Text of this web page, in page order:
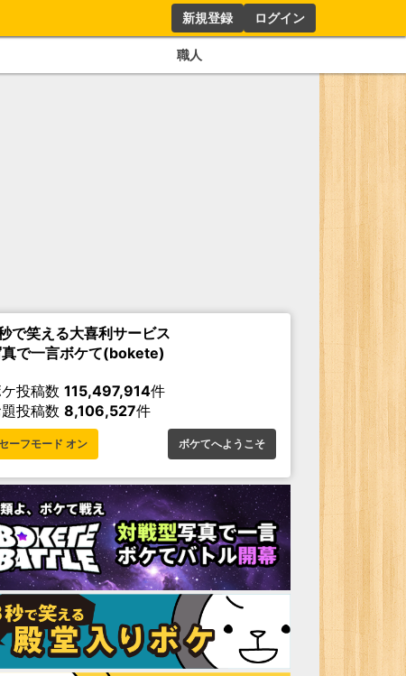
新規登録 ログイン
職人
で笑える大喜利サービス
で一言ボケて(bokete)
投稿数 115,497,914件
投稿数 8,106,527件
ーフモード オン ボケてへようこそ